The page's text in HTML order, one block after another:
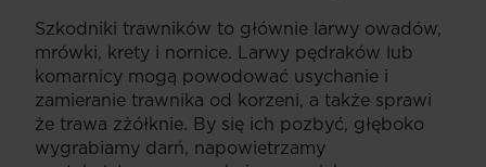
Szkodniki trawników to głównie larwy owadów,
mrówki, krety i nornice. Larwy pędraków lub
komarnicy mogą powodować usychanie i
zamieranie trawnika od korzeni, a także sprawi
że trawa zżółknie. By się ich pozbyć, głęboko
wygrabiamy darń, napowietrzamy